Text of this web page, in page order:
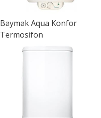
BaymakAqua Konfor
Termosifon